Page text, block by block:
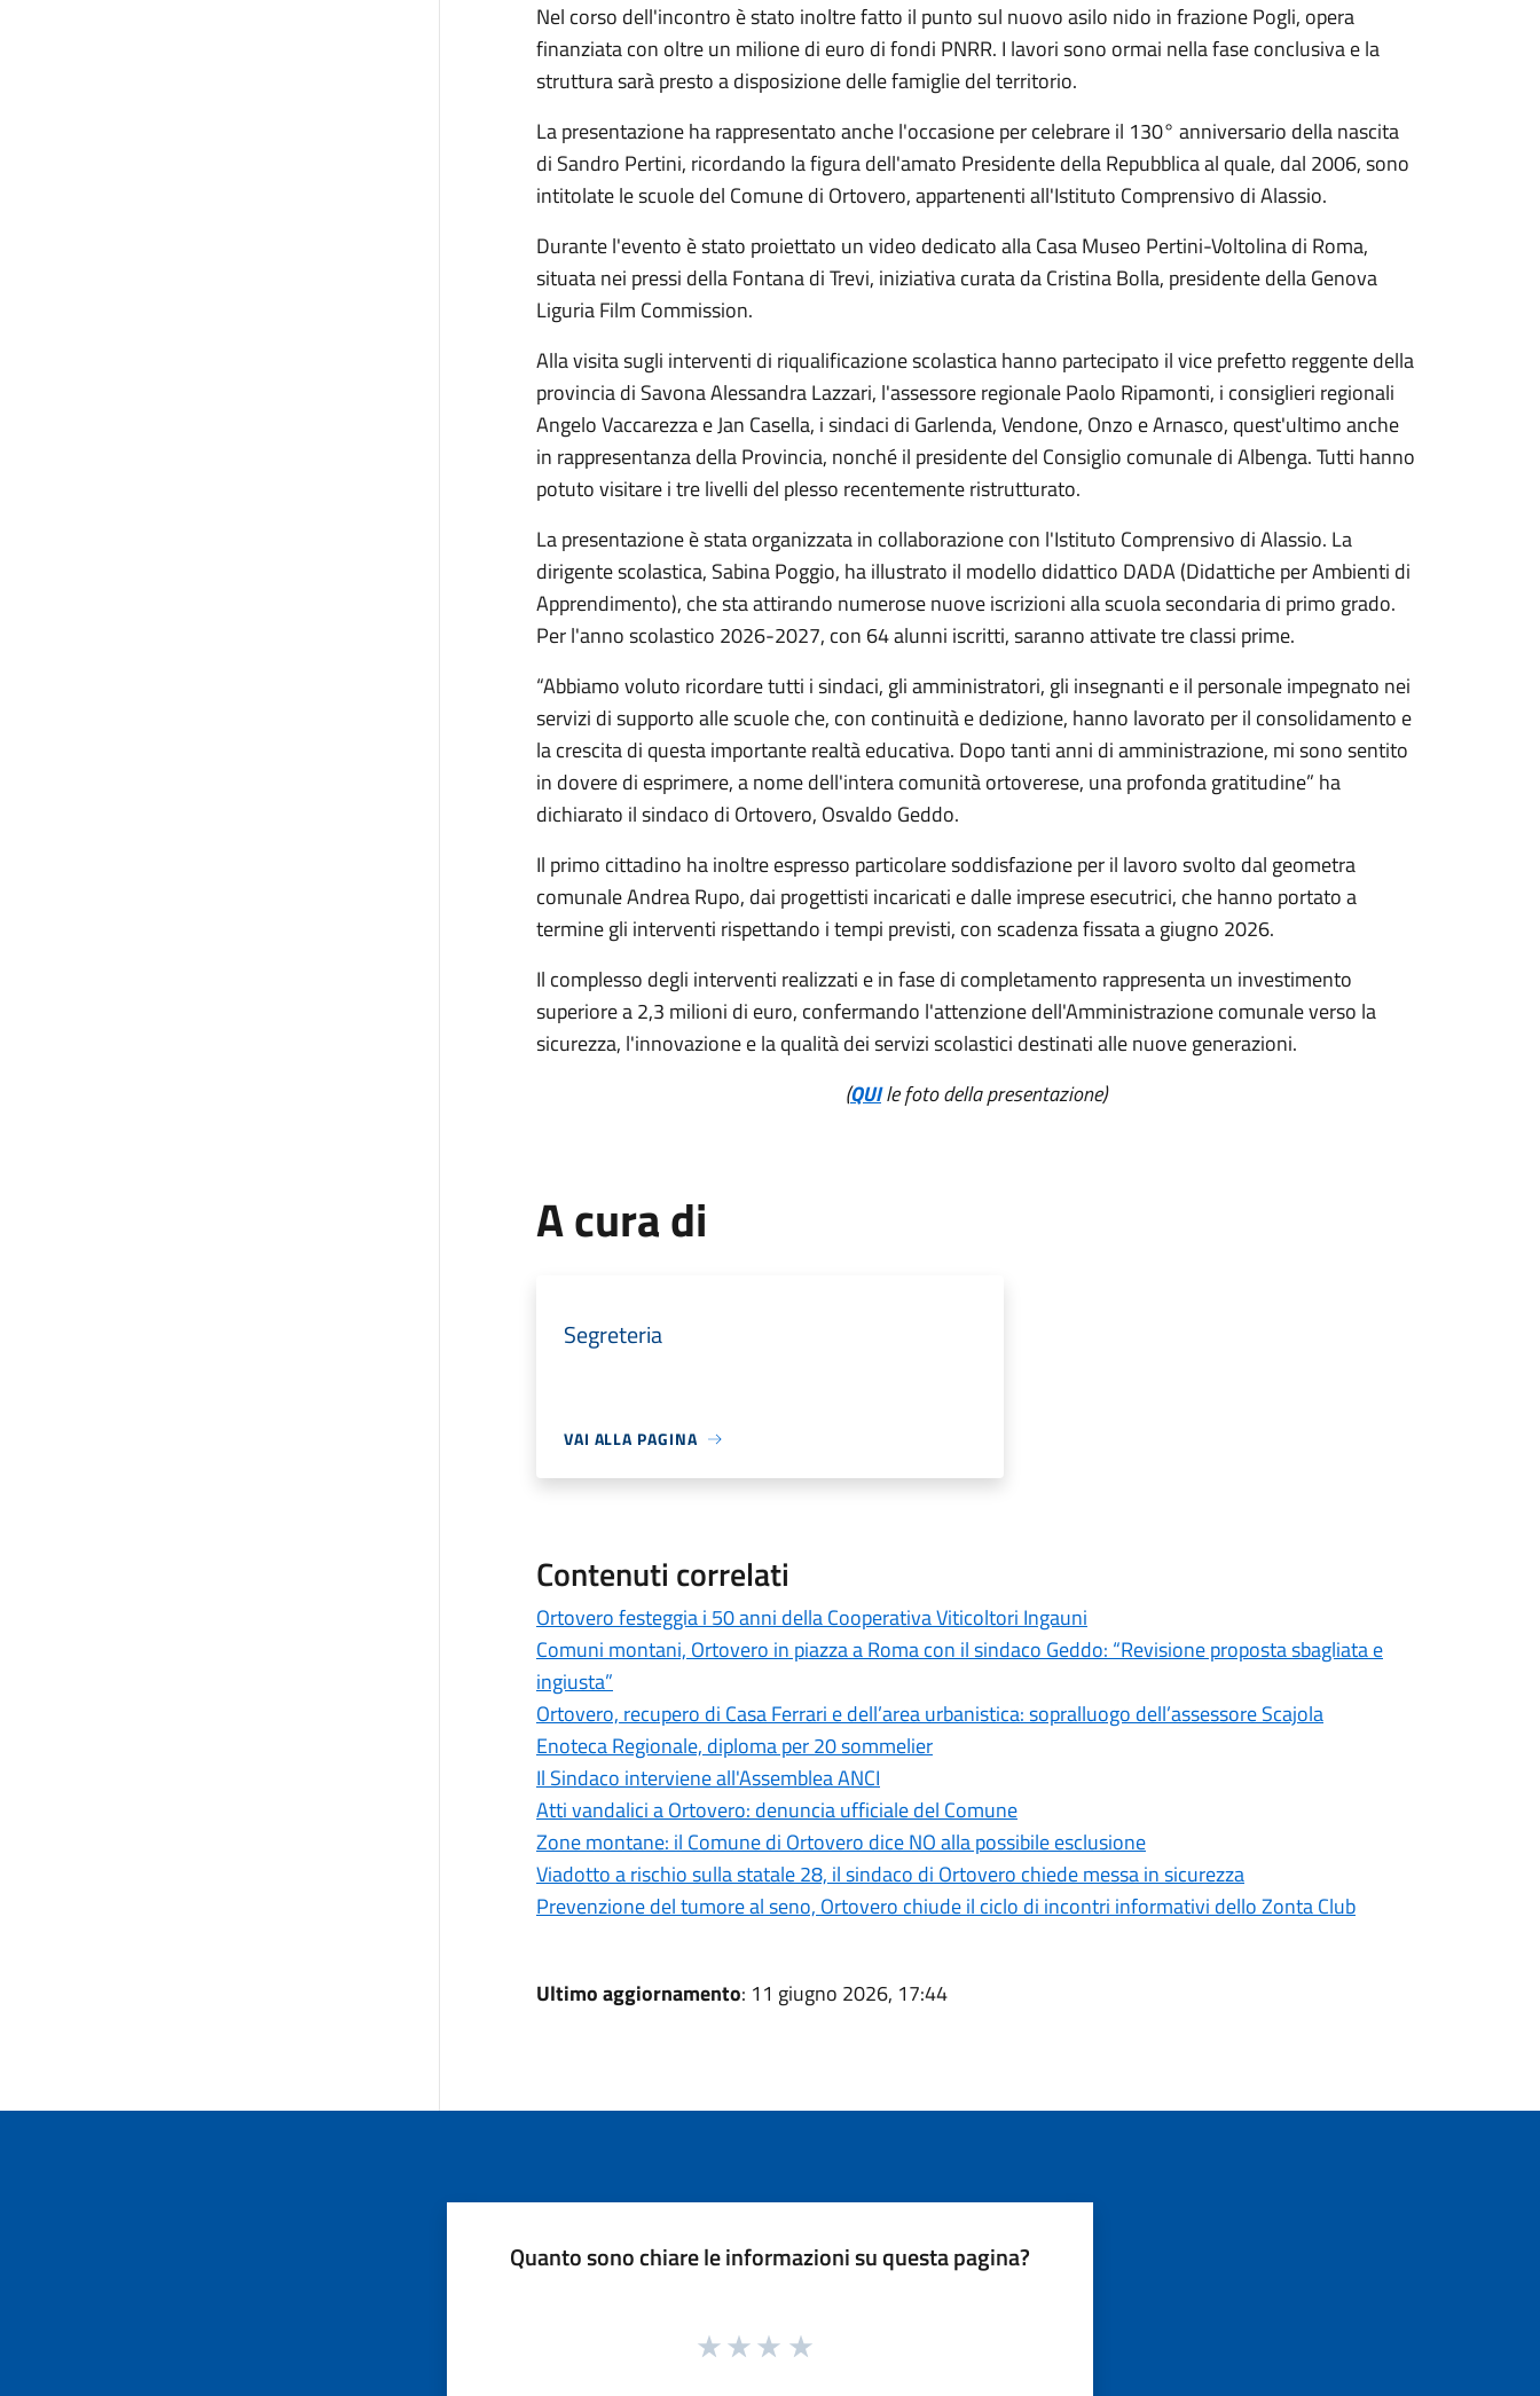
Nel corso dell'incontro è stato inoltre fatto il punto sul nuovo asilo nido in frazione Pogli, opera
finanziata con oltre un milione di euro di fondi PNRR. I lavori sono ormai nella fase conclusiva e la
struttura sarà presto a disposizione delle famiglie del territorio.
La presentazione ha rappresentato anche l'occasione per celebrare il 130° anniversario della nascita
di Sandro Pertini, ricordando la figura dell'amato Presidente della Repubblica al quale, dal 2006, sono
intitolate le scuole del Comune di Ortovero, appartenenti all'Istituto Comprensivo di Alassio.
Durante l'evento è stato proiettato un video dedicato alla Casa Museo Pertini-Voltolina di Roma,
situata nei pressi della Fontana di Trevi, iniziativa curata da Cristina Bolla, presidente della Genova
Liguria Film Commission.
Alla visita sugli interventi di riqualificazione scolastica hanno partecipato il vice prefetto reggente della
provincia di Savona Alessandra Lazzari, l'assessore regionale Paolo Ripamonti, i consiglieri regionali
Angelo Vaccarezza e Jan Casella, i sindaci di Garlenda, Vendone, Onzo e Arnasco, quest'ultimo anche
in rappresentanza della Provincia, nonché il presidente del Consiglio comunale di Albenga. Tutti hanno
potuto visitare i tre livelli del plesso recentemente ristrutturato.
La presentazione è stata organizzata in collaborazione con l'Istituto Comprensivo di Alassio. La
dirigente scolastica, Sabina Poggio, ha illustrato il modello didattico DADA (Didattiche per Ambienti di
Apprendimento), che sta attirando numerose nuove iscrizioni alla scuola secondaria di primo grado.
Per l'anno scolastico 2026-2027, con 64 alunni iscritti, saranno attivate tre classi prime.
“Abbiamo voluto ricordare tutti i sindaci, gli amministratori, gli insegnanti e il personale impegnato nei
servizi di supporto alle scuole che, con continuità e dedizione, hanno lavorato per il consolidamento e
la crescita di questa importante realtà educativa. Dopo tanti anni di amministrazione, mi sono sentito
in dovere di esprimere, a nome dell'intera comunità ortoverese, una profonda gratitudine” ha
dichiarato il sindaco di Ortovero, Osvaldo Geddo.
Il primo cittadino ha inoltre espresso particolare soddisfazione per il lavoro svolto dal geometra
comunale Andrea Rupo, dai progettisti incaricati e dalle imprese esecutrici, che hanno portato a
termine gli interventi rispettando i tempi previsti, con scadenza fissata a giugno 2026.
Il complesso degli interventi realizzati e in fase di completamento rappresenta un investimento
superiore a 2,3 milioni di euro, confermando l'attenzione dell'Amministrazione comunale verso la
sicurezza, l'innovazione e la qualità dei servizi scolastici destinati alle nuove generazioni.
(QUIle foto della presentazione)
A cura di
Segreteria
VAI ALLA PAGINA
Contenuti correlati
Ortovero festeggia i 50 anni della Cooperativa Viticoltori Ingauni
Comuni montani, Ortovero in piazza a Roma con il sindaco Geddo: “Revisione proposta sbagliata e
ingiusta”
Ortovero, recupero di Casa Ferrari e dell’area urbanistica: sopralluogo dell’assessore Scajola
Enoteca Regionale, diploma per 20 sommelier
Il Sindaco interviene all'Assemblea ANCI
Atti vandalici a Ortovero: denuncia ufficiale del Comune
Zone montane: il Comune di Ortovero dice NO alla possibile esclusione
Viadotto a rischio sulla statale 28, il sindaco di Ortovero chiede messa in sicurezza
Prevenzione del tumore al seno, Ortovero chiude il ciclo di incontri informativi dello Zonta Club
Ultimo aggiornamento: 11 giugno 2026, 17:44
Quanto sono chiare le informazioni su questa pagina?